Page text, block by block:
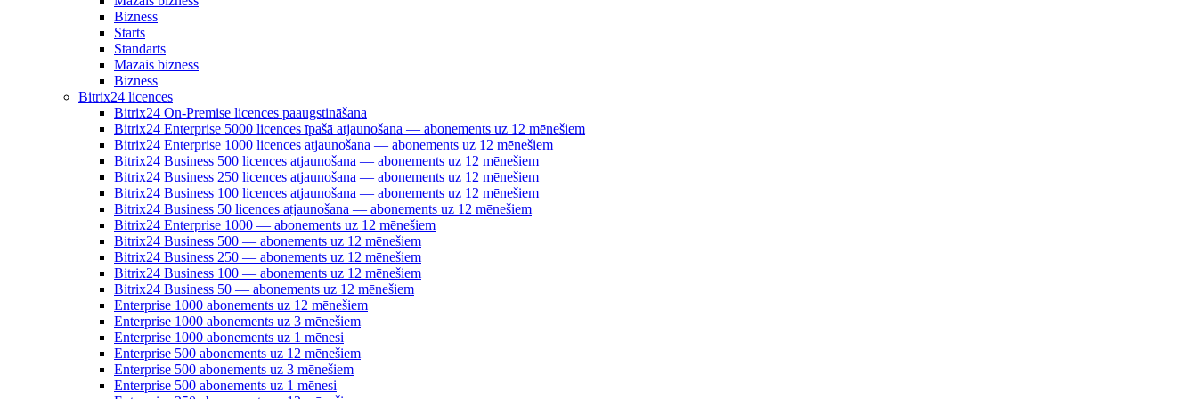
Bizness
Starts
Standarts
Mazais bizness
Bizness
Bitrix24 licences
Bitrix24 On-Premise licences paaugstināšana
Bitrix24 Enterprise 5000 licences īpašā atjaunošana — abonements uz 12 mēnešiem
Bitrix24 Enterprise 1000 licences atjaunošana — abonements uz 12 mēnešiem
Bitrix24 Business 500 licences atjaunošana — abonements uz 12 mēnešiem
Bitrix24 Business 250 licences atjaunošana — abonements uz 12 mēnešiem
Bitrix24 Business 100 licences atjaunošana — abonements uz 12 mēnešiem
Bitrix24 Business 50 licences atjaunošana — abonements uz 12 mēnešiem
Bitrix24 Enterprise 1000 — abonements uz 12 mēnešiem
Bitrix24 Business 500 — abonements uz 12 mēnešiem
Bitrix24 Business 250 — abonements uz 12 mēnešiem
Bitrix24 Business 100 — abonements uz 12 mēnešiem
Bitrix24 Business 50 — abonements uz 12 mēnešiem
Enterprise 1000 abonements uz 12 mēnešiem
Enterprise 1000 abonements uz 3 mēnešiem
Enterprise 1000 abonements uz 1 mēnesi
Enterprise 500 abonements uz 12 mēnešiem
Enterprise 500 abonements uz 3 mēnešiem
Enterprise 500 abonements uz 1 mēnesi